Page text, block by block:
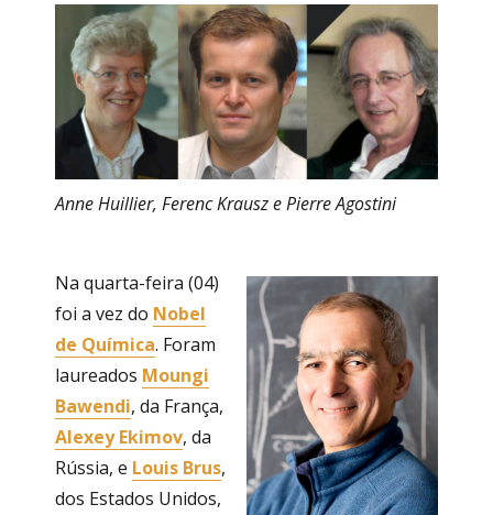
Anne Huillier, Ferenc Krausz e Pierre Agostini
Na quarta-feira (04)
foi a vez do Nobel
de Química. Foram
laureados Moungi
Bawendi, da França,
Alexey Ekimov, da
Rússia, e Louis Brus,
dos Estados Unidos,